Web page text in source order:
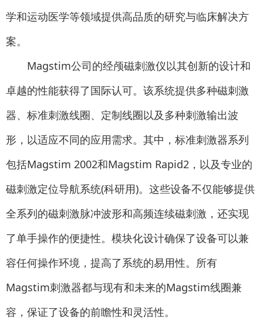
学和运动医学等领域提供高品质的研究与临床解决方
案。
Magstim公司的经颅磁刺激仪以其创新的设计和
卓越的性能获得了国际认可。该系统提供多种磁刺激
器、标准刺激线圈、定制线圈以及多种刺激输出波
形，以适应不同的应用需求。其中，标准刺激器系列
包括Magstim 2002和Magstim Rapid2，以及专业的
磁刺激定位导航系统(科研用)。这些设备不仅能够提供
全系列的磁刺激脉冲波形和高频连续磁刺激，还实现
了单手操作的便捷性。模块化设计确保了设备可以兼
容任何操作环境，提高了系统的易用性。所有
Magstim刺激器都与现有和未来的Magstim线圈兼
容，保证了设备的前瞻性和灵活性。